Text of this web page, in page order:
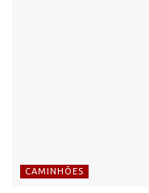
CAMINHÕES